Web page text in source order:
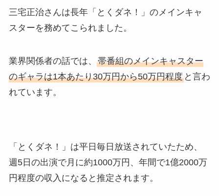
三宅正治さんは長年「とくダネ！」のメインキャ
スターを務めてこられました。
業界関係者の話では、 帯番組のメインキャスター
のギャラは1本あたり30万円から50万円程度と言わ
れています。
「とくダネ！」は平日毎日放送されていたため、
週5日の出演で月に約1000万円、年間で1億2000万
円程度の収入になると推定されます。